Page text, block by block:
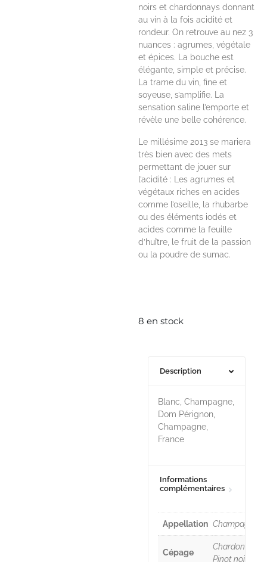
noirs et chardonnays donnant
au vin à la fois acidité et
rondeur. On retrouve au nez 3
nuances : agrumes, végétale
et épices. La bouche est
élégante, simple et précise.
La trame du vin, fine et
soyeuse, s’amplifie. La
sensation saline l’emporte et
révèle une belle cohérence.
Le millésime 2013 se mariera
très bien avec des mets
permettant de jouer sur
l’acidité : Les agrumes et
végétaux riches en acides
comme l’oseille, la rhubarbe
ou des éléments iodés et
acides comme la feuille
d’huître, le fruit de la passion
ou la poudre de sumac.
8 en stock
Description
Blanc, Champagne,
Dom Pérignon,
Champagne,
France
Informations
complémentaires
Appellation Champagne
Cépage
Chardonnay,
Pinot noir